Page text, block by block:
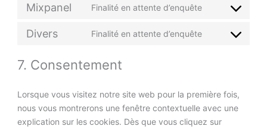
Mixpanel Finalité en attente d’enquête
Divers Finalité en attente d’enquête
7. Consentement
Lorsque vous visitez notre site web pour la première fois,
nous vous montrerons une fenêtre contextuelle avec une
explication sur les cookies. Dès que vous cliquez sur